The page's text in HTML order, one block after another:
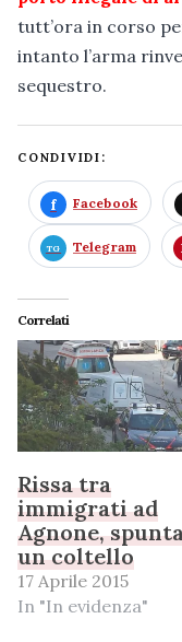
tutt’ora in corso
intanto l’arma
sequestro.
CONDIVIDI:
Facebook
Telegram
Correlati
Rissa tra
immigrati ad
Agnone,
un coltello
17 Aprile 2015
In "In evidenza"